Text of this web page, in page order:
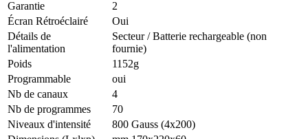
Garantie
2
Écran Rétroéclairé
Oui
Détails de
l'alimentation
Secteur / Batterie rechargeable (non
fournie)
Poids
1152g
Programmable
oui
Nb de canaux
4
Nb de programmes
70
Niveaux d'intensité
800 Gauss (4x200)